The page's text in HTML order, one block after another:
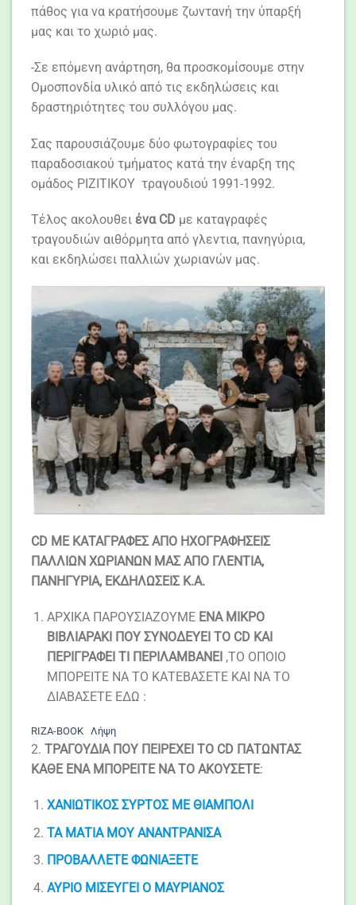
πάθος για να κρατήσουμε ζωντανή την ύπαρξή
μας και το χωριό μας.
-Σε επόμενη ανάρτηση, θα προσκομίσουμε στην
Ομοσπονδία υλικό από τις εκδηλώσεις και
δραστηριότητες του συλλόγου μας.
Σας παρουσιάζουμε δύο φωτογραφίες του
παραδοσιακού τμήματος κατά την έναρξη της
ομάδος ΡΙΖΙΤΙΚΟΥ τραγουδιού 1991-1992.
Τέλος ακολουθει ένα CD με καταγραφές
τραγουδιών αιθόρμητα από γλεντια, πανηγύρια,
και εκδηλώσει παλλιών χωριανών μας.
CD ΜΕ ΚΑΤΑΓΡΑΦΕΣ ΑΠΟ ΗΧΟΓΡΑΦΗΣΕΙΣ
ΠΑΛΛΙΩΝ ΧΩΡΙΑΝΩΝ ΜΑΣ ΑΠΟ ΓΛΕΝΤΙΑ,
ΠΑΝΗΓΥΡΙΑ, ΕΚΔΗΛΩΣΕΙΣ Κ.Α.
ΑΡΧΙΚΑ ΠΑΡΟΥΣΙΑΖΟΥΜΕ ΕΝΑ ΜΙΚΡΟ
ΒΙΒΛΙΑΡΑΚΙ ΠΟΥ ΣΥΝΟΔΕΥΕΙ ΤΟ CD ΚΑΙ
ΠΕΡΙΓΡΑΦΕΙ ΤΙ ΠΕΡΙΛΑΜΒΑΝΕΙ ,ΤΟ ΟΠΟΙΟ
ΜΠΟΡΕΙΤΕ ΝΑ ΤΟ ΚΑΤΕΒΑΣΕΤΕ ΚΑΙ ΝΑ TO
ΔΙΑΒΑΣΕΤΕ ΕΔΩ :
RIZA-BOOK Λήψη
2. ΤΡΑΓΟΥΔΙΑ ΠΟΥ ΠΕΙΡΕΧΕΙ ΤΟ CD ΠΑΤΩΝΤΑΣ
ΚΑΘΕ ΕΝΑ ΜΠΟΡΕΙΤΕ ΝΑ ΤΟ ΑΚΟΥΣΕΤΕ:
ΧΑΝΙΩΤΙΚΟΣ ΣΥΡΤΟΣ ΜΕ ΘΙΑΜΠΟΛΙ
ΤΑ ΜΑΤΙΑ ΜΟΥ ΑΝΑΝΤΡΑΝΙΣΑ
ΠΡΟΒΑΛΛΕΤΕ ΦΩΝΙΑΞΕΤΕ
ΑΥΡΙΟ ΜΙΣΕΥΓΕΙ Ο ΜΑΥΡΙΑΝΟΣ